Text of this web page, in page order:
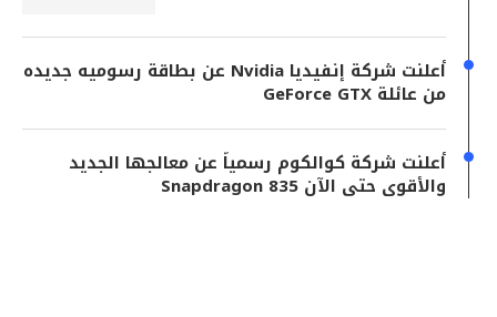
أعلنت شركة إنفيديا Nvidia عن بطاقة رسوميه جديده
من عائلة GeForce GTX
أعلنت شركة كوالكوم رسمياً عن معالجها الجديد
والأقوى حتى الآن Snapdragon 835